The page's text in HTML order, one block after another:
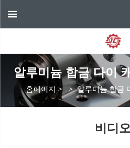
알루미늄 합금 다이
홈페이지 > >알루미늄 합금
비디